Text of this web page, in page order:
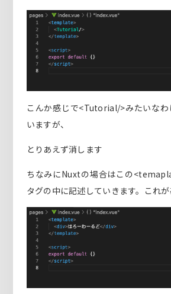
こんか感じで<Tutorial/>みたいな
いますが、
とりあえず消します
ちなみにNuxtの場合はこの
タグの中に記述していきます。これが